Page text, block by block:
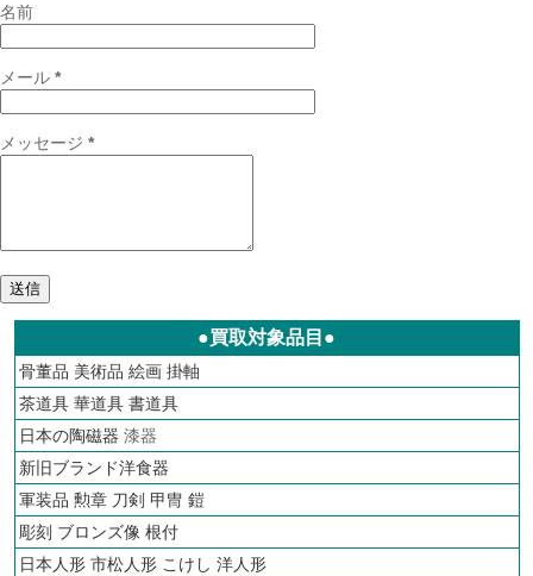
名前
メール *
メッセージ *
●買取対象品目●
骨董品 美術品 絵画 掛軸
茶道具 華道具 書道具
日本の陶磁器 漆器
新旧ブランド洋食器
軍装品 勲章 刀剣 甲冑 鎧
彫刻 ブロンズ像 根付
日本人形 市松人形 こけし 洋人形